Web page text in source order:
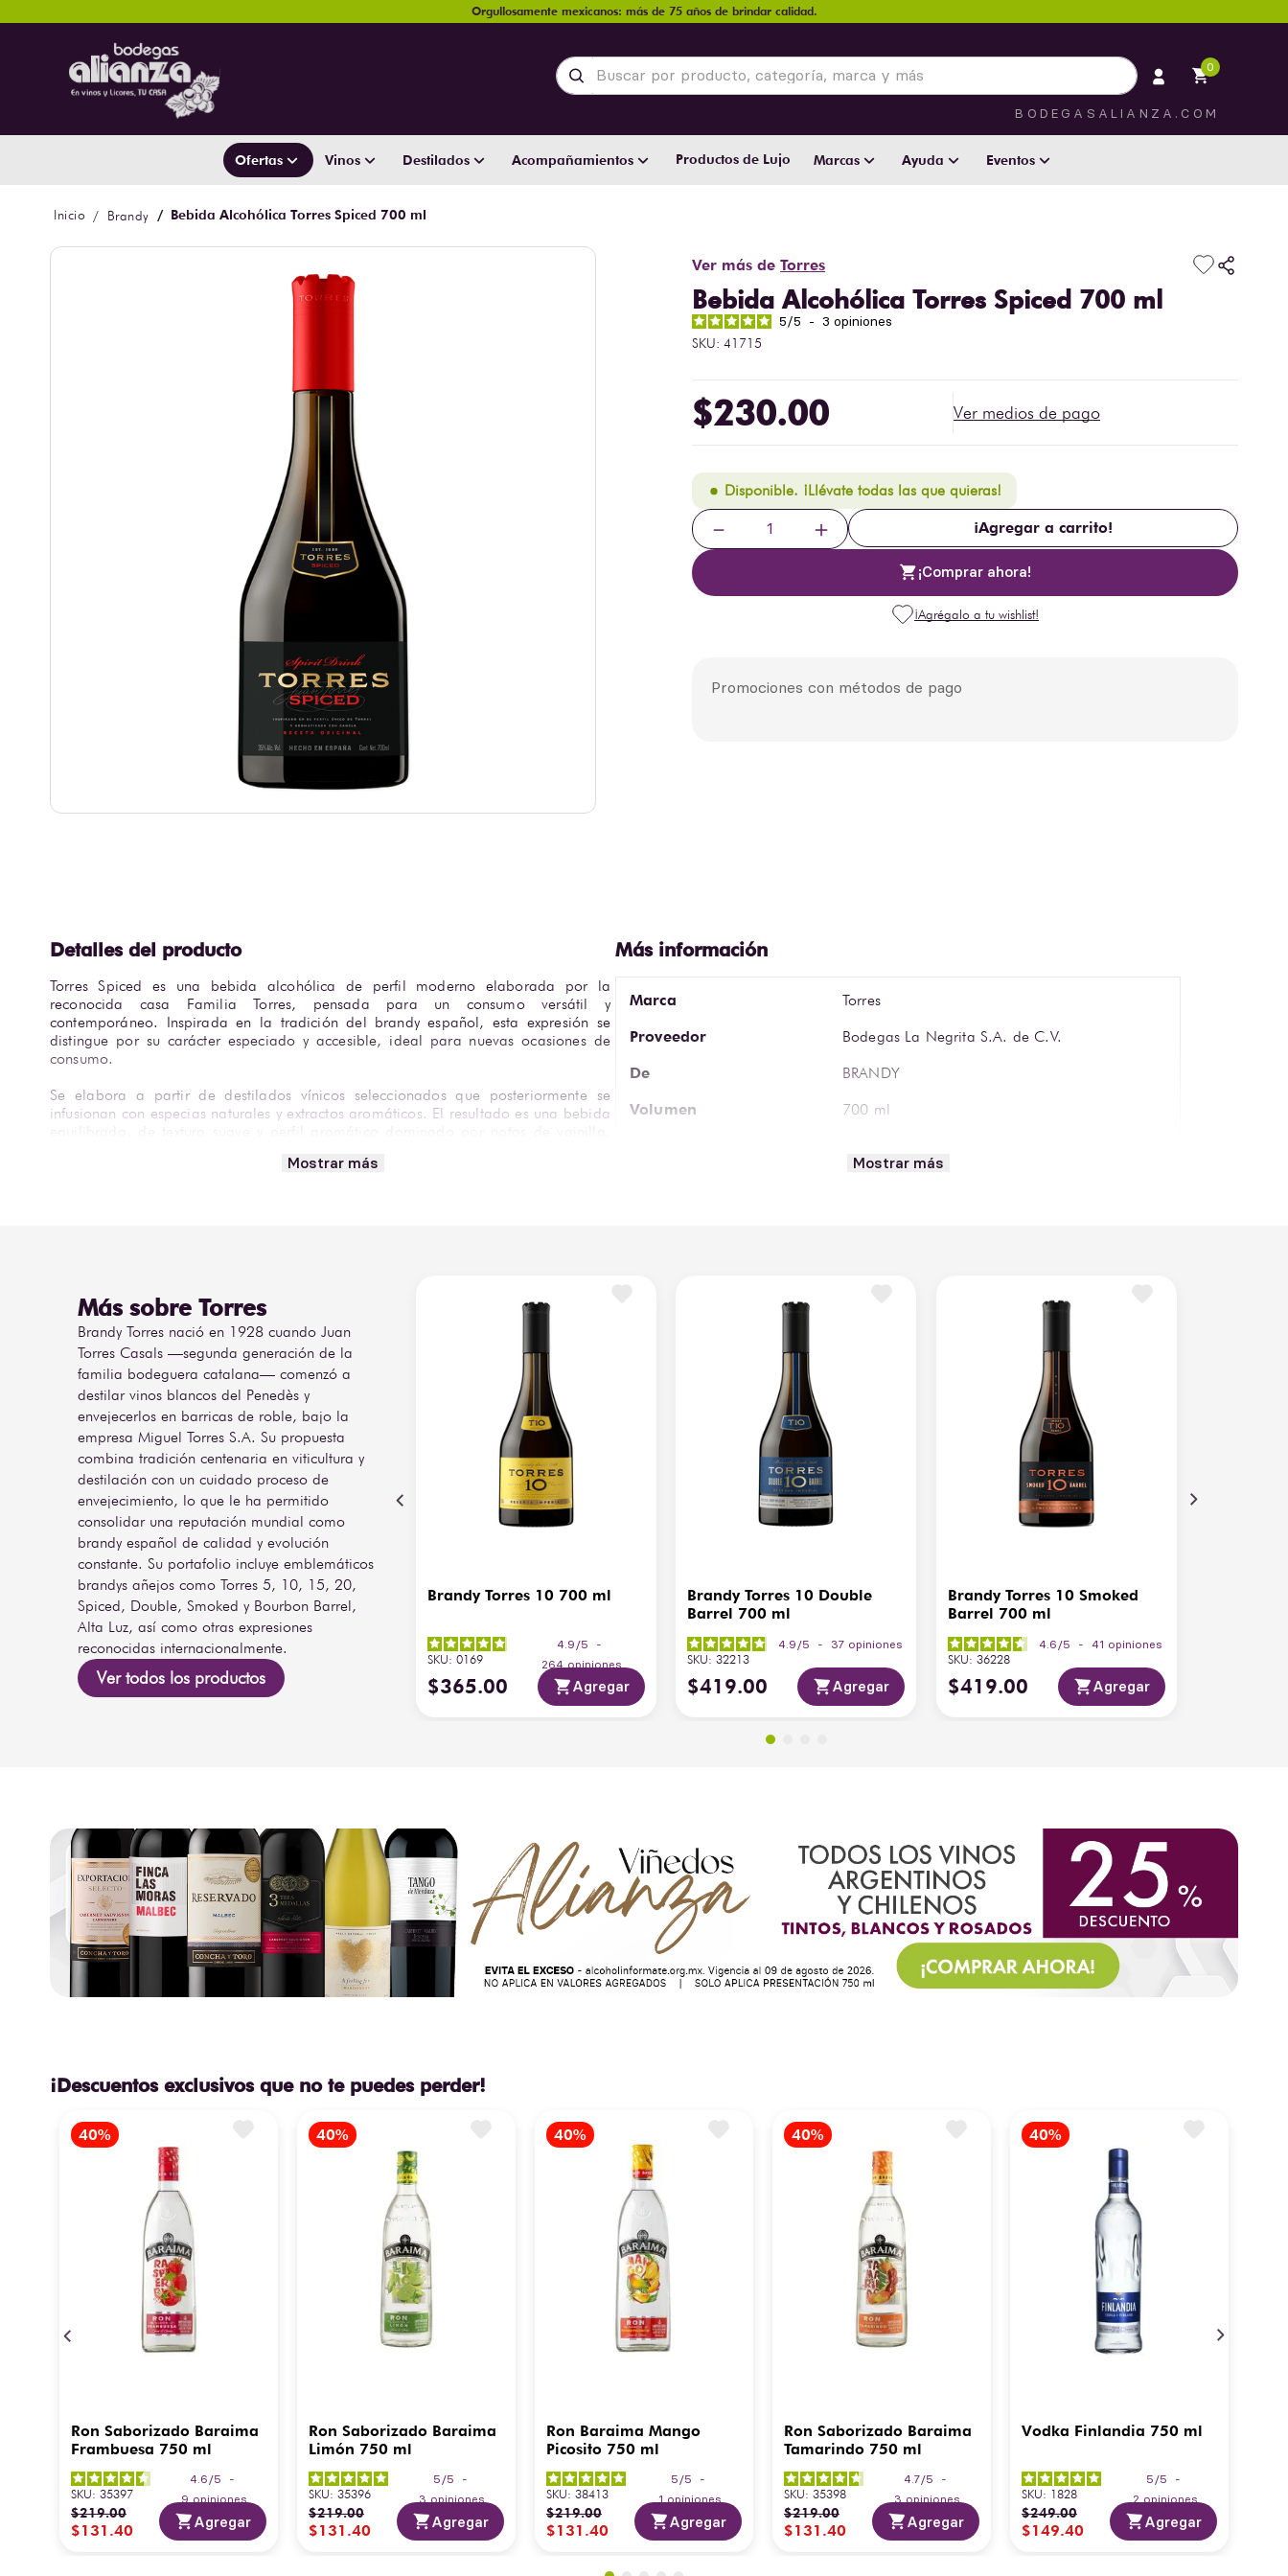
Orgullosamente mexicanos: más de 75 años de brindar calidad.
Buscar por producto, categoría, marca y más 0
BODEGASALIANZA.COM
Ofertas Vinos Destilados Acompañamientos Productos de Lujo Marcas Ayuda Eventos
Brandy Bebida Alcohólica Torres Spiced 700 ml
Ver más de Torres
Bebida Alcohólica Torres Spiced 700 ml
5/5 - 3 opiniones
SKU: 41715
$230.00 Ver medios de pago
Disponible. ¡Llévate todas las que quieras!
＋
－ ¡Agregar a carrito!
¡Comprar ahora!
Promociones con métodos de pago
Torres Spiced es una bebida alcohólica de perfil moderno elaborada por la
reconocida casa Familia Torres, pensada para un consumo versátil y
contemporáneo. Inspirada en la tradición del brandy español, esta expresión se
distingue por su carácter especiado y accesible, ideal para nuevas ocasiones de
consumo.
Se elabora a partir de destilados vínicos seleccionados que posteriormente se
infusionan con especias naturales y extractos aromáticos. El resultado es una bebida
equilibrada, de textura suave y perfil aromático dominado por notas de vainilla,
Mostrar más
Marca Torres
Proveedor Bodegas La Negrita S.A. de C.V.
De BRANDY
Volumen 700 ml
Dulce, especiado, con final cálido y envolvente
Mostrar más
Más sobre Torres
Brandy Torres nació en 1928 cuando Juan
Torres Casals —segunda generación de la
familia bodeguera catalana— comenzó a
destilar vinos blancos del Penedès y
envejecerlos en barricas de roble, bajo la
empresa Miguel Torres S.A. Su propuesta
combina tradición centenaria en viticultura y
destilación con un cuidado proceso de
envejecimiento, lo que le ha permitido
consolidar una reputación mundial como
brandy español de calidad y evolución
constante. Su portafolio incluye emblemáticos
brandys añejos como Torres 5, 10, 15, 20,
Spiced, Double, Smoked y Bourbon Barrel,
Alta Luz, así como otras expresiones
reconocidas internacionalmente.
Ver todos los productos
Brandy Torres 10 700 ml
4.9 /5
-
264 opiniones
SKU: 0169
$365.00 Agregar
Brandy Torres 10 Double
Barrel 700 ml
4.9 /5 - 37 opiniones
SKU:32213
$419.00 Agregar
Brandy Torres 10 Smoked
Barrel 700 ml
4.6 /5 - 41 opiniones
SKU:36228
$419.00 Agregar
¡Descuentos exclusivos que no te puedes perder!
Ron Saborizado Baraima
Frambuesa 750 ml
4.6 /5
-
9 opiniones
SKU: 35397
$219.00
$131 .40 Agregar
Ron Saborizado Baraima
Limón 750 ml
5 /5
-
3 opiniones
SKU: 35396
$219.00
$131 .40 Agregar
Ron Baraima Mango
Picosito 750 ml
5 /5
-
1 opiniones
SKU: 38413
$219.00
$131 .40 Agregar
Ron Saborizado Baraima
Tamarindo 750 ml
4.7/5
-
3 opiniones
SKU: 35398
$219.00
$131 .40 Agregar
Vodka Finlandia 750 ml
5 /5
-
2 opiniones
SKU: 1828
$249.00
$149.40 Agregar